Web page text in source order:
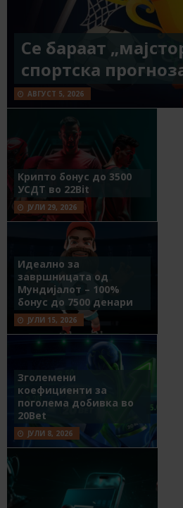
Се бараат
спортска
АВГУСТ 5, 2026
Крипто бонус до 3500
УСДТ во 22Bit
ЈУЛИ 29, 2026
Идеално за
завршницата од
Мундијалот – 100%
бонус до 7500 денари
ЈУЛИ 15, 2026
Зголемени
коефициенти за
поголема добивка во
20Bet
ЈУЛИ 8, 2026